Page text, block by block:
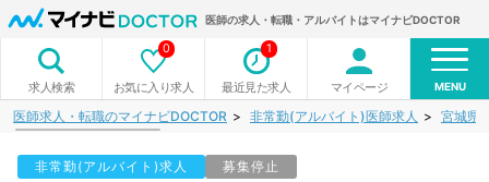
医師の求人・転職・アルバイトはマイナビDOCTOR
求人検索 お気に入り求人
0
最近見た求人
1
マイページ MENU
医師求人・転職のマイナビDOCTOR 非常勤(アルバイト)医師求人 宮城県
非常勤(アルバイト)求人 募集停止